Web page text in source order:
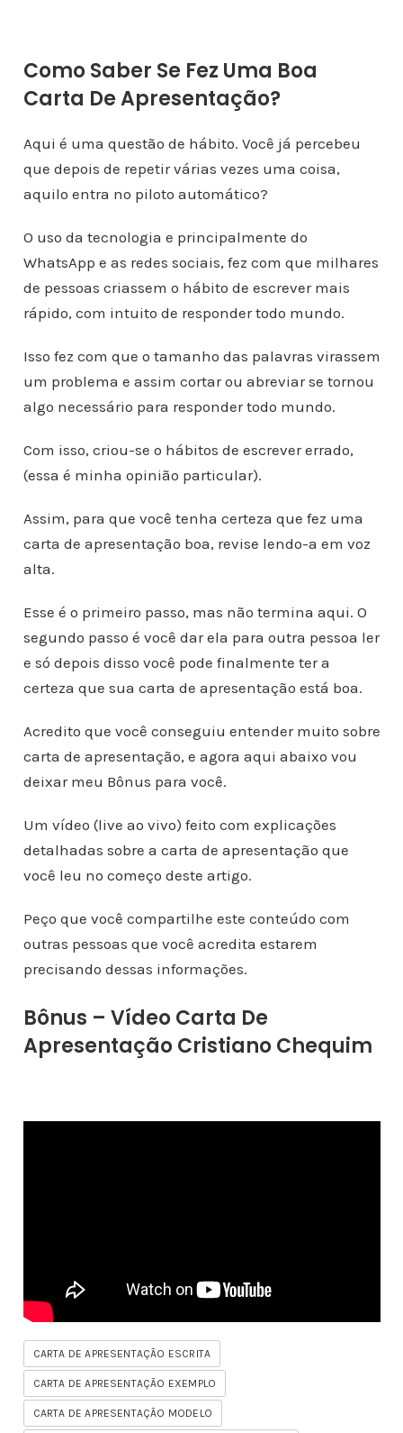
Como Saber Se Fez Uma Boa
Carta De Apresentação?
Aqui é uma questão de hábito. Você já percebeu
que depois de repetir várias vezes uma coisa,
aquilo entra no piloto automático?
O uso da tecnologia e principalmente do
WhatsApp e as redes sociais, fez com que milhares
de pessoas criassem o hábito de escrever mais
rápido, com intuito de responder todo mundo.
Isso fez com que o tamanho das palavras virassem
um problema e assim cortar ou abreviar se tornou
algo necessário para responder todo mundo.
Com isso, criou-se o hábitos de escrever errado,
(essa é minha opinião particular).
Assim, para que você tenha certeza que fez uma
carta de apresentação boa, revise lendo-a em voz
alta.
Esse é o primeiro passo, mas não termina aqui. O
segundo passo é você dar ela para outra pessoa ler
e só depois disso você pode finalmente ter a
certeza que sua carta de apresentação está boa.
Acredito que você conseguiu entender muito sobre
carta de apresentação, e agora aqui abaixo vou
deixar meu Bônus para você.
Um vídeo (live ao vivo) feito com explicações
detalhadas sobre a carta de apresentação que
você leu no começo deste artigo.
Peço que você compartilhe este conteúdo com
outras pessoas que você acredita estarem
precisando dessas informações.
Bônus – Vídeo Carta De
Apresentação Cristiano Chequim
CARTA DE APRESENTAÇÃO ESCRITA
CARTA DE APRESENTAÇÃO EXEMPLO
CARTA DE APRESENTAÇÃO MODELO